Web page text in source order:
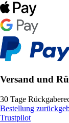
Versand und
30 Tage
Bestellung
Trustpilot